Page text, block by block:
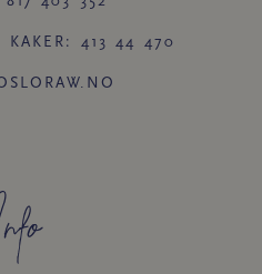
KAKER: 413 44 470